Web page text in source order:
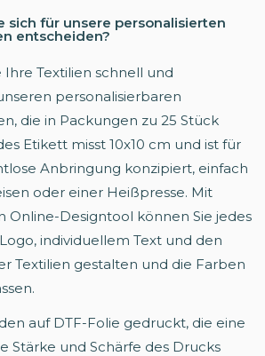
sich für unsere personalisierten
entscheiden?
Ihre Textilien schnell und
personalisierbaren
die in Packungen zu 25 Stück
Etikett misst 10x10 cm und ist für
Anbringung konzipiert, einfach
oder einer Heißpresse. Mit
Online-Designtool können Sie jedes
individuellem Text und den
Textilien gestalten und die Farben
auf DTF-Folie gedruckt, die eine
Stärke und Schärfe des Drucks